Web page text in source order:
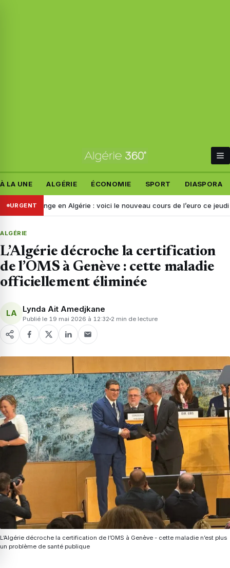
À LA UNE ALGÉRIE ÉCONOMIE SPORT DIASPORA
URGENTen Algérie : voici le nouveau cours de l’euro ce jeudi 6 août
ALGÉRIE
L’Algérie décroche la certification
de l’OMS à Genève : cette maladie
officiellement éliminée
LA Lynda Ait Amedjkane
Publié le 19 mai 2026 à 12:32 2 min de lecture
L’Algérie décroche la certification de l’OMS à Genève - cette maladie n’est plus
un problème de santé publique